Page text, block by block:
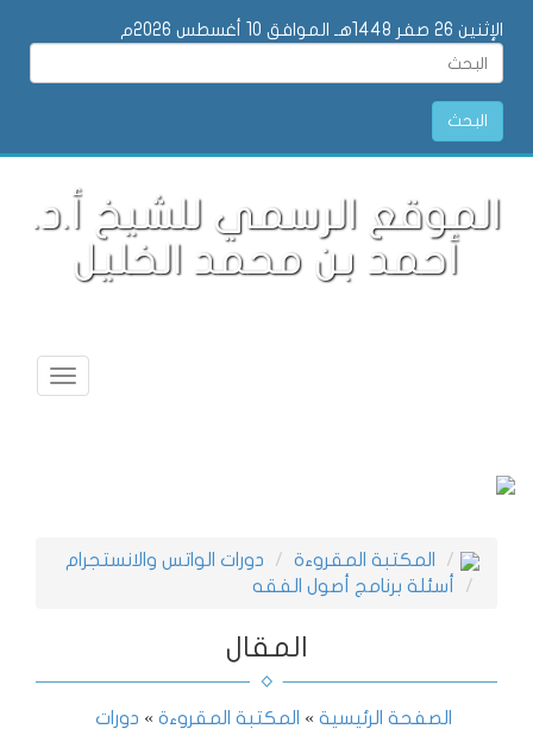
الإثنين 26 صفر 1448هـ الموافق 10 أغسطس 2026م
البحث
الموقع الرسمي للشيخ أ.د.
أحمد بن محمد الخليل
Toggle
المكتبة المقروءة
دورات الواتس والانستجرام
أسئلة برنامج أصول الفقه
المقال
الصفحة الرئيسية » المكتبة المقروءة » دورات